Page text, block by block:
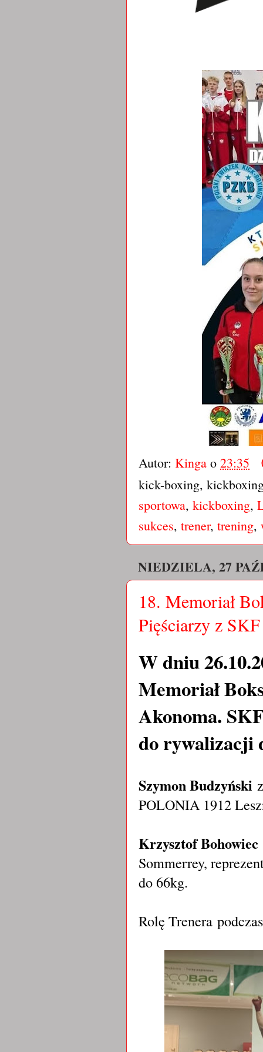
Autor: Kinga o 23:35
kick-boxing,
sportowa, kickboxing,
sukces, trener, trening,
NIEDZIELA, 27
18. Memoriał
Pięściarzy z
W dniu
Memoriał
Akonoma.
do rywalizacji
Szymon Budzyński
POLONIA 1912
Krzysztof Bohowiec
Sommerrey, re
do 66kg.
Rolę Trenera p